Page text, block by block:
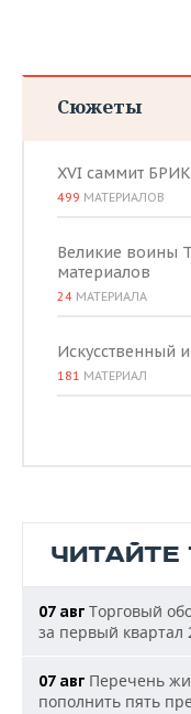
Сюжеты
XVI саммит
499 МАТЕРИАЛОВ
Великие воины
материалов
24 МАТЕРИАЛА
Искусственный
181 МАТЕРИАЛ
07 авг Торговый
за первый квартал
07 авг Перечень
пополнить пять